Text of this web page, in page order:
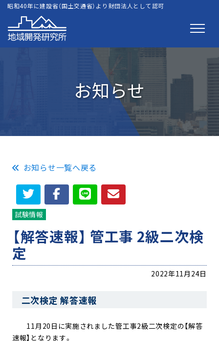
昭和40年に建設省（国土交通省）より財団法人として認可
お知らせ
お知らせ一覧へ戻る
試験情報
【解答速報】 管工事 2級二次検
定
2022年11月24日
二次検定 解答速報
11月20日に実施されました管工事2級二次検定の【解答
速報】となります。